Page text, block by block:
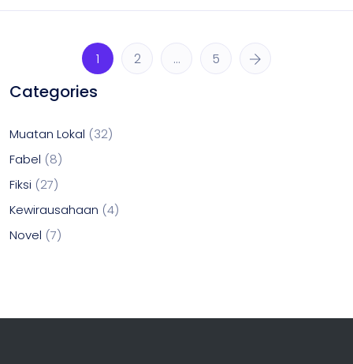
1 2 … 5
Categories
Muatan Lokal
32
Fabel
8
Fiksi
27
Kewirausahaan 4
Novel 7